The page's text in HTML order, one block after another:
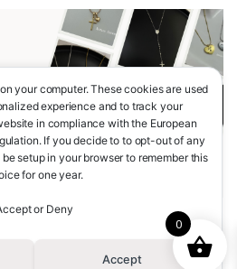
Llámanos
965-786-505
your computer. These cookies are used
experience and to track your
in compliance with the European
If you decide to to opt-out of any
setup in your browser to remember this
for one year.
or Deny
Accept
0